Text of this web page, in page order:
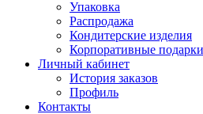
Упаковка
Распродажа
Кондитерские изделия
Корпоративные подарки
Личный кабинет
История заказов
Профиль
Контакты